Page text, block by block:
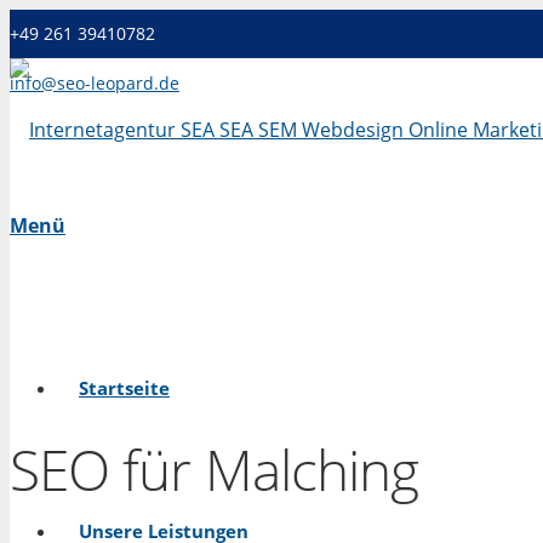
+49 261 39410782
info@seo-leopard.de
Mo - Fr 09.00 Uhr - 18.00 Uhr
Menü
Startseite
Unsere Leistungen
SEO für Malching